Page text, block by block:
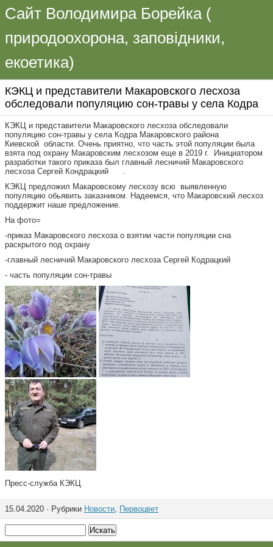
Сайт Володимира Борейка (
природоохорона, заповідники,
екоетика)
КЭКЦ и представители Макаровского лесхоза
обследовали популяцию сон-травы у села Кодра
КЭКЦ и представители Макаровского лесхоза обследовали
популяцию сон-травы у села Кодра Макаровского района
Киевской области. Очень приятно, что часть этой популяции была
взята под охрану Макаровским лесхозом еще в 2019 г. Инициатором
разработки такого приказа был главный лесничий Макаровского
лесхоза Сергей Кондрацкий .
КЭКЦ предложил Макаровскому лесхозу всю выявленную
популяцию обьявить заказником. Надеемся, что Макаровский лесхоз
поддержит наше предложение.
На фото=
-приказ Макаровского лесхоза о взятии части популяции сна
раскрытого под охрану
-главный лесничий Макаровского лесхоза Сергей Кодрацкий
- часть популяции сон-травы
Пресс-служба КЭКЦ
15.04.2020 · Рубрики Новости, Первоцвет